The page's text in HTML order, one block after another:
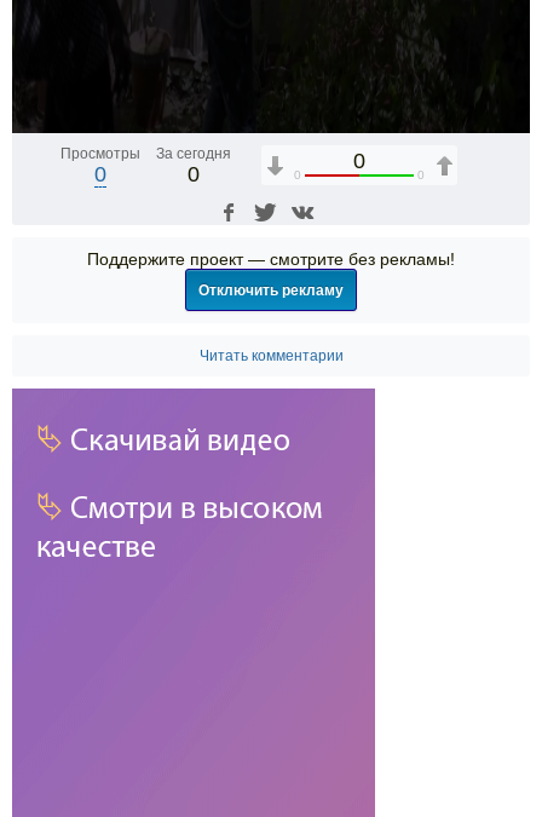
Просмотры
0
За сегодня
0
0
0 0
Поддержите проект — смотрите без рекламы!
Отключить рекламу
Читать комментарии